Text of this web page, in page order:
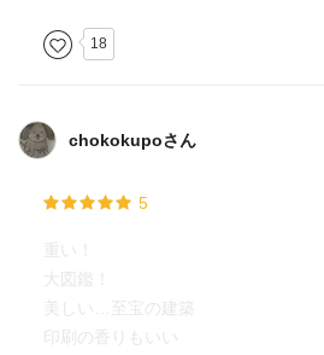
18
chokokupoさん
5
重い！
大図鑑！
美しい…至宝の建築
印刷の香りもいい